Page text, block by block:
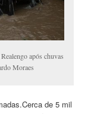
após chuvas
de 5 mil